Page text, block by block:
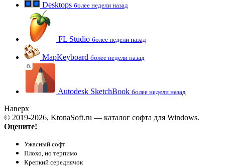
Desktops более недели назад
FL Studio более недели назад
MapKeyboard более недели назад
Autodesk SketchBook более недели назад
Наверх
© 2019-2026, KtonaSoft.ru — каталог софта для Windows.
Оцените!
Ужасный софт
Плохо, но терпимо
Крепкий середнячок